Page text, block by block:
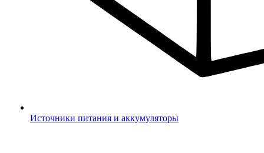
Источники питания и аккумуляторы